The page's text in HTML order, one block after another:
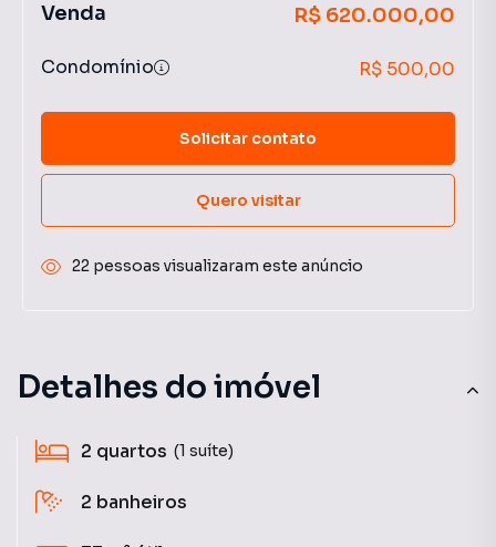
Detalhes do imóvel
2 quartos (1 suíte)
2 banheiros
Venda R$ 620.000,00
Condomínio R$ 500,00
Solicitar contato
Quero visitar
22 pessoas visualizaram este anúncio